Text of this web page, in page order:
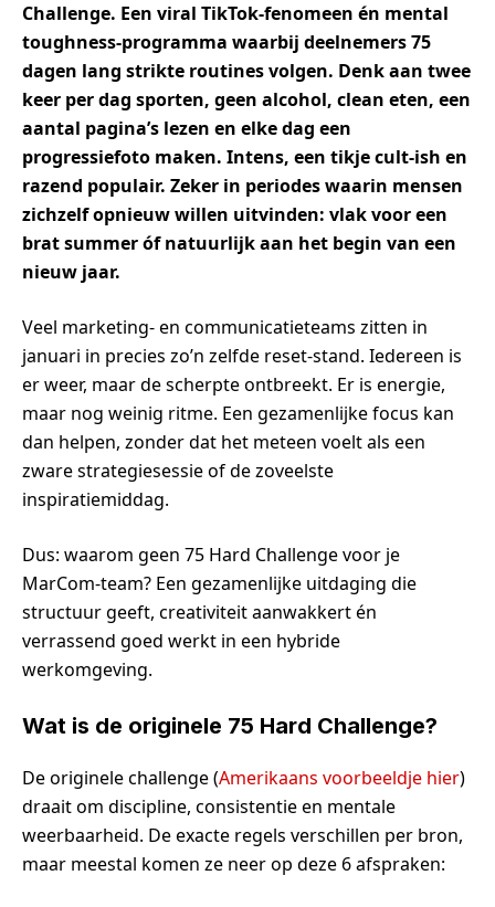
Challenge. Een viral TikTok-fenomeen én mental
toughness-programma waarbij deelnemers 75
dagen lang strikte routines volgen. Denk aan twee
keer per dag sporten, geen alcohol, clean eten, een
aantal pagina’s lezen en elke dag een
progressiefoto maken. Intens, een tikje cult-ish en
razend populair. Zeker in periodes waarin mensen
zichzelf opnieuw willen uitvinden: vlak voor een
brat summer óf natuurlijk aan het begin van een
nieuw jaar.
Veel marketing- en communicatieteams zitten in
januari in precies zo’n zelfde reset-stand. Iedereen is
er weer, maar de scherpte ontbreekt. Er is energie,
maar nog weinig ritme. Een gezamenlijke focus kan
dan helpen, zonder dat het meteen voelt als een
zware strategiesessie of de zoveelste
inspiratiemiddag.
Dus: waarom geen 75 Hard Challenge voor je
MarCom-team? Een gezamenlijke uitdaging die
structuur geeft, creativiteit aanwakkert én
verrassend goed werkt in een hybride
werkomgeving.
Wat is de originele 75 Hard Challenge?
De originele challenge (Amerikaans voorbeeldje hier)
draait om discipline, consistentie en mentale
weerbaarheid. De exacte regels verschillen per bron,
maar meestal komen ze neer op deze 6 afspraken: